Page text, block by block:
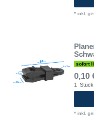
* inkl.
sofort
0,10
1 Stück
* inkl.